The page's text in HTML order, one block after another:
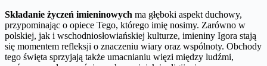
Składanie życzeń imieninowych ma głęboki aspekt duchowy,
przypominając o opiece Tego, którego imię nosimy. Zarówno w
polskiej, jak i wschodniosłowiańskiej kulturze, imieniny Igora stają
się momentem refleksji o znaczeniu wiary oraz wspólnoty. Obchody
tego święta sprzyjają także umacnianiu więzi między ludźmi,